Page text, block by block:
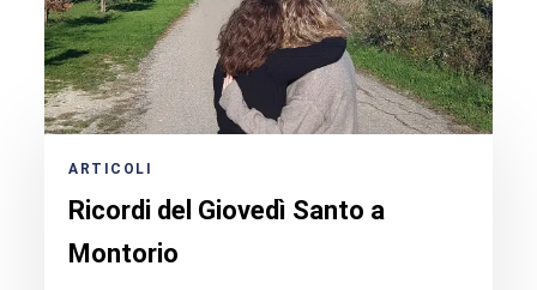
ARTICOLI
Ricordi del Giovedì Santo a
Montorio